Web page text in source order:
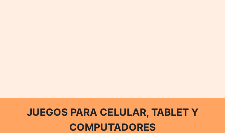
JUEGOS PARA CELULAR, TABLET Y
COMPUTADORES